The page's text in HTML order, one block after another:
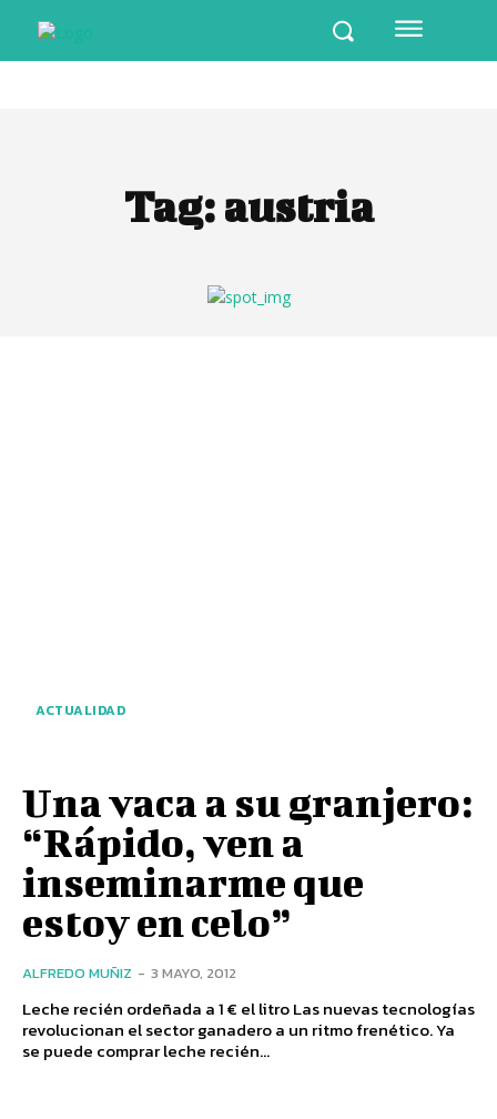
Tag: austria
ACTUALIDAD
Una vaca a su granjero:
“Rápido, ven a
inseminarme que
estoy en celo”
ALFREDO MUÑIZ - 3 MAYO, 2012
Leche recién ordeñada a 1 € el litro Las nuevas tecnologías
revolucionan el sector ganadero a un ritmo frenético. Ya
se puede comprar leche recién...